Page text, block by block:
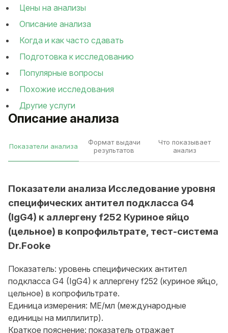
Описание анализа
Показатели анализа
Формат выдачи
результатов
Что показывает
анализ
Показатели анализа Исследование уровня
специфических антител подкласса G4
(IgG4) к аллергену f252 Куриное яйцо
(цельное) в копрофильтрате, тест-система
Dr.Fooke
Показатель: уровень специфических антител
подкласса G4 (IgG4) к аллергену f252 (куриное яйцо,
цельное) в копрофильтрате.
Единица измерения: МЕ/мл (международные
единицы на миллилитр).
Краткое пояснение: показатель отражает
Цены на анализы
Описание анализа
Когда и как часто сдавать
Подготовка к исследованию
Популярные вопросы
Похожие исследования
Другие услуги